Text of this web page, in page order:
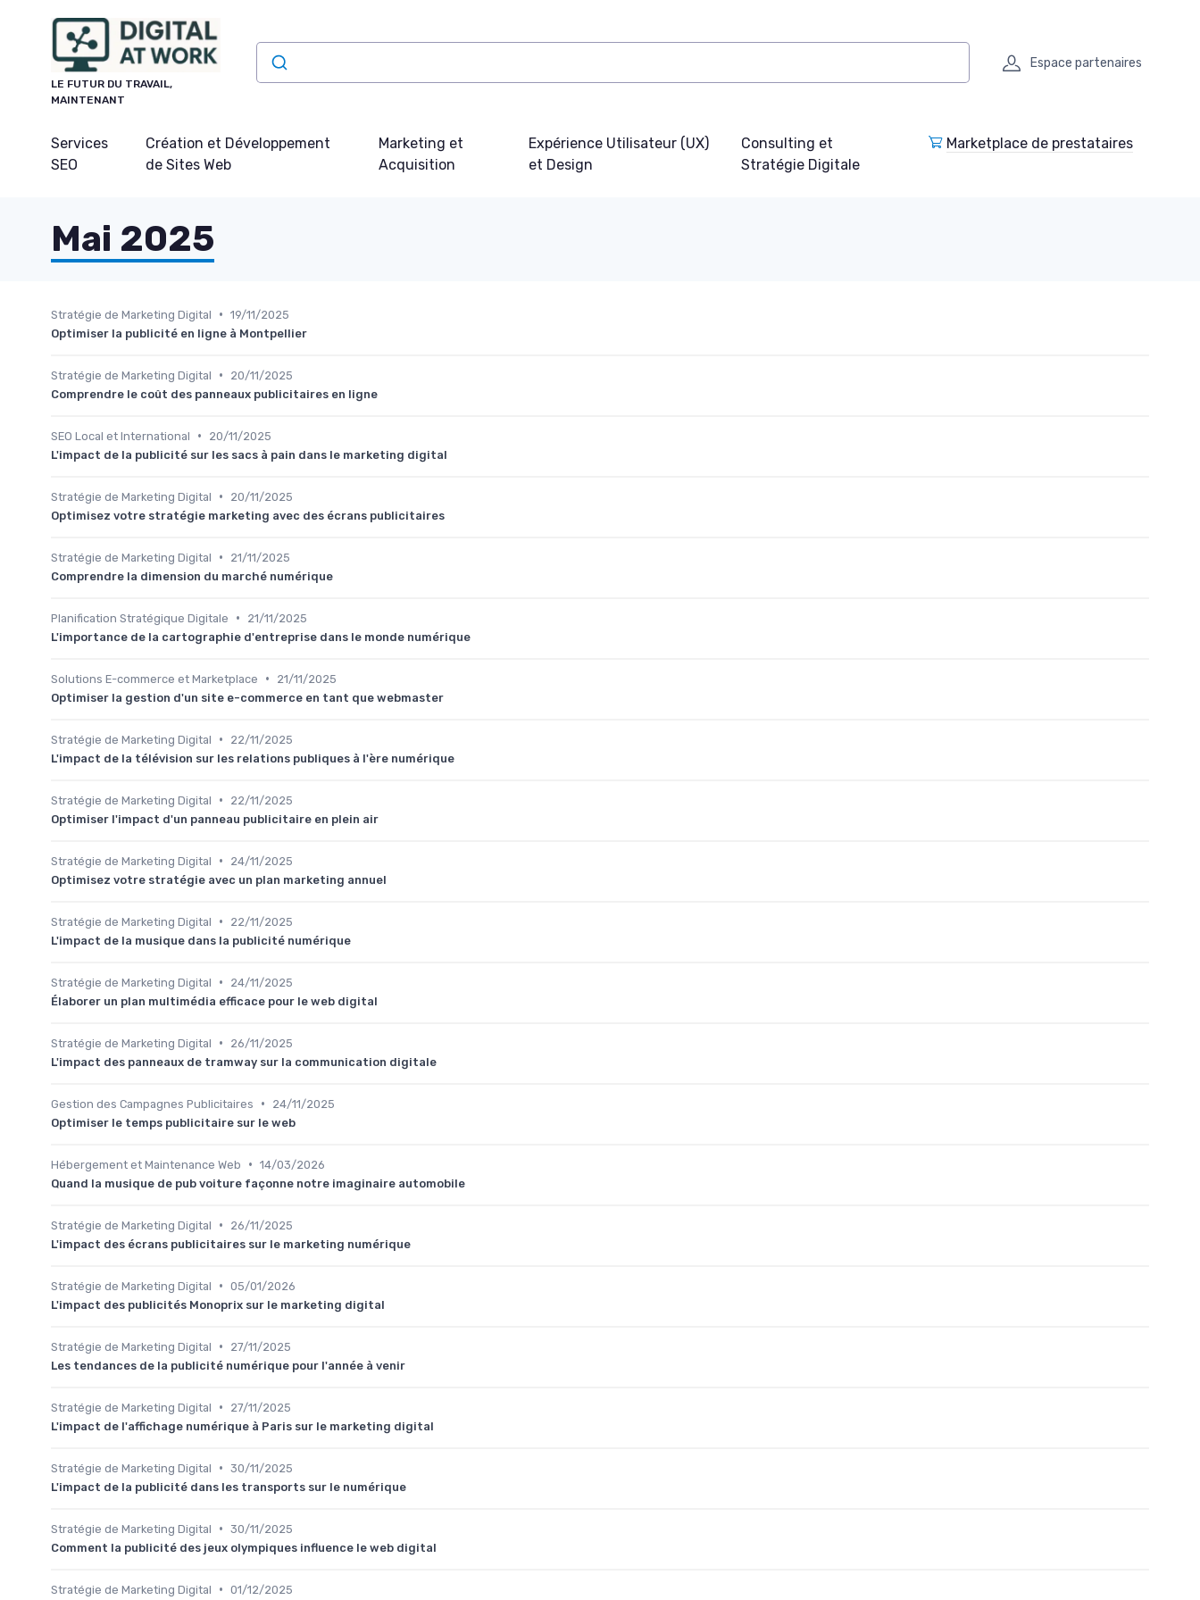
LE FUTUR DU TRAVAIL,
MAINTENANT
Espace partenaires
Services
SEO
Création et Développement
de Sites Web
Marketing et
Acquisition
Expérience Utilisateur (UX)
et Design
Consulting et
Stratégie Digitale
Marketplace de prestataires
Mai 2025
Stratégie de Marketing Digital • 19/11/2025
Optimiser la publicité en ligne à Montpellier
Stratégie de Marketing Digital •
20/11/2025
Comprendre le coût des panneaux publicitaires en ligne
SEO Local et International •
20/11/2025
L'impact de la publicité sur les sacs à pain dans le marketing digital
Stratégie de Marketing Digital •
20/11/2025
Optimisez votre stratégie marketing avec des écrans publicitaires
Stratégie de Marketing Digital •
21/11/2025
Comprendre la dimension du marché numérique
Planification Stratégique Digitale •
21/11/2025
L'importance de la cartographie d'entreprise dans le monde numérique
Solutions E-commerce et Marketplace •
21/11/2025
Optimiser la gestion d'un site e-commerce en tant que webmaster
Stratégie de Marketing Digital •
22/11/2025
L'impact de la télévision sur les relations publiques à l'ère numérique
Stratégie de Marketing Digital •
22/11/2025
Optimiser l'impact d'un panneau publicitaire en plein air
Stratégie de Marketing Digital •
24/11/2025
Optimisez votre stratégie avec un plan marketing annuel
Stratégie de Marketing Digital •
22/11/2025
L'impact de la musique dans la publicité numérique
Stratégie de Marketing Digital •
24/11/2025
Élaborer un plan multimédia efficace pour le web digital
Stratégie de Marketing Digital •
26/11/2025
L'impact des panneaux de tramway sur la communication digitale
Gestion des Campagnes Publicitaires •
24/11/2025
Optimiser le temps publicitaire sur le web
Hébergement et Maintenance Web • 14/03/2026
Quand la musique de pub voiture façonne notre imaginaire automobile
Stratégie de Marketing Digital •
26/11/2025
L'impact des écrans publicitaires sur le marketing numérique
Stratégie de Marketing Digital • 05/01/2026
L'impact des publicités Monoprix sur le marketing digital
Stratégie de Marketing Digital •
27/11/2025
Les tendances de la publicité numérique pour l'année à venir
Stratégie de Marketing Digital •
27/11/2025
L'impact de l'affichage numérique à Paris sur le marketing digital
Stratégie de Marketing Digital • 30/11/2025
L'impact de la publicité dans les transports sur le numérique
Stratégie de Marketing Digital • 30/11/2025
Comment la publicité des jeux olympiques influence le web digital
Stratégie de Marketing Digital • 01/12/2025